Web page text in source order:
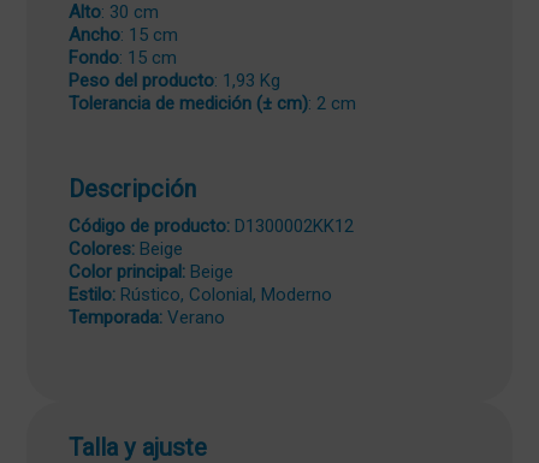
Alto: 30 cm
Ancho: 15 cm
Fondo: 15 cm
Peso del producto: 1,93 Kg
Tolerancia de medición (± cm): 2 cm
Descripción
Código de producto: D1300002KK12
Colores: Beige
Color principal: Beige
Estilo: Rústico, Colonial, Moderno
Temporada: Verano
Talla y ajuste